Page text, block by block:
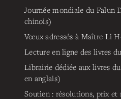
Journée mondiale du Falun
chinois)
Vœux adressés à Maître Li
Lecture en ligne des livres
Librairie dédiée aux livres
en anglais)
Soutien : résolutions, prix et